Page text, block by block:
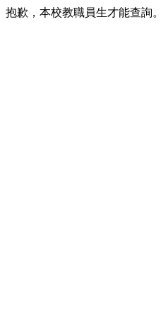
抱歉，本校教職員生才能查詢。